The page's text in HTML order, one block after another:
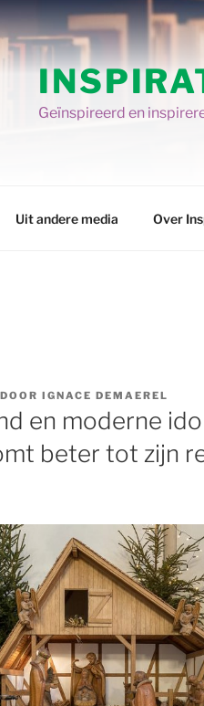
Geïnspireerd en
Uit andere media Over
DOOR IGNACE DEMAEREL
en moderne
beter tot zijn